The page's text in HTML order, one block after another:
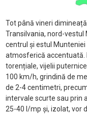
Tot până vineri
Transilvania, nord-vestul
centrul și estul
atmosferică accentuată.
torențiale, vijelii
100 km/h, grindină de
de 2-4 centimetri,
intervale scurte sau prin
25-40 l/mp și, izolat, vor